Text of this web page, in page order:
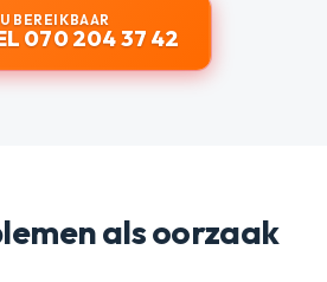
BEREIKBAAR
070 204 37 42
als oorzaak